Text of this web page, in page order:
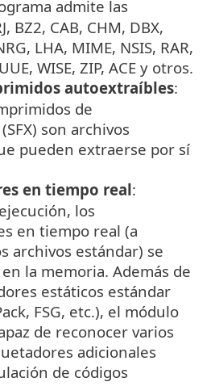
admite las
BZ2, CAB, CHM, DBX,
LHA, MIME, NSIS, RAR,
WISE, ZIP, ACE y otros.
autoextraíbles:
de
son archivos
pueden extraerse por sí
en tiempo real:
los
en tiempo real (a
archivos estándar) se
la memoria. Además de
estáticos estándar
FSG, etc.), el módulo
de reconocer varios
adicionales
de códigos